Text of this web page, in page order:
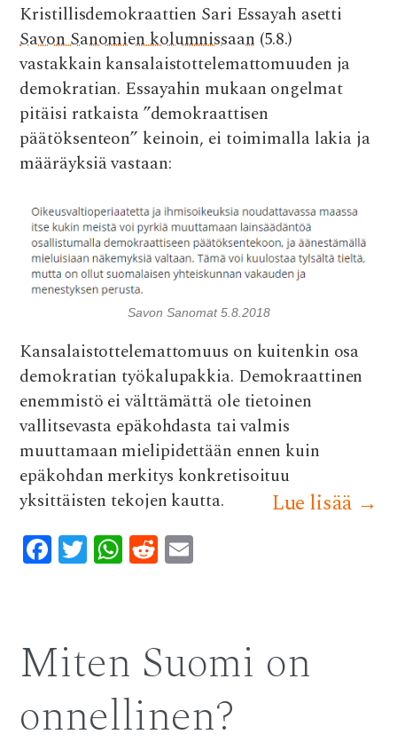
Kristillisdemokraattien Sari Essayah asetti
Savon Sanomien kolumnissaan (5.8.)
vastakkain kansalaistottelemattomuuden ja
demokratian. Essayahin mukaan ongelmat
pitäisi ratkaista ”demokraattisen
päätöksenteon” keinoin, ei toimimalla lakia ja
määräyksiä vastaan:
Savon Sanomat 5.8.2018
Kansalaistottelemattomuus on kuitenkin osa
demokratian työkalupakkia. Demokraattinen
enemmistö ei välttämättä ole tietoinen
vallitsevasta epäkohdasta tai valmis
muuttamaan mielipidettään ennen kuin
epäkohdan merkitys konkretisoituu
yksittäisten tekojen kautta.
Lue lisää →
F
ac
o
o
k
T
w
r
W
h
A
p
p
R
e
t
Miten Suomi on
onnellinen?